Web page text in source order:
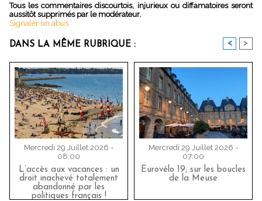
Tous les commentaires discourtois, injurieux ou diffamatoires seront
aussitôt supprimés par le modérateur.
Signaler un abus
DANS LA MÊME RUBRIQUE : < >
Mercredi 29 Juillet 2026 -
08:00
L’accès aux vacances : un
droit inachevé totalement
abandonné par les
politiques français !
Mercredi 29 Juillet 2026 -
07:00
Eurovélo 19, sur les boucles
de la Meuse